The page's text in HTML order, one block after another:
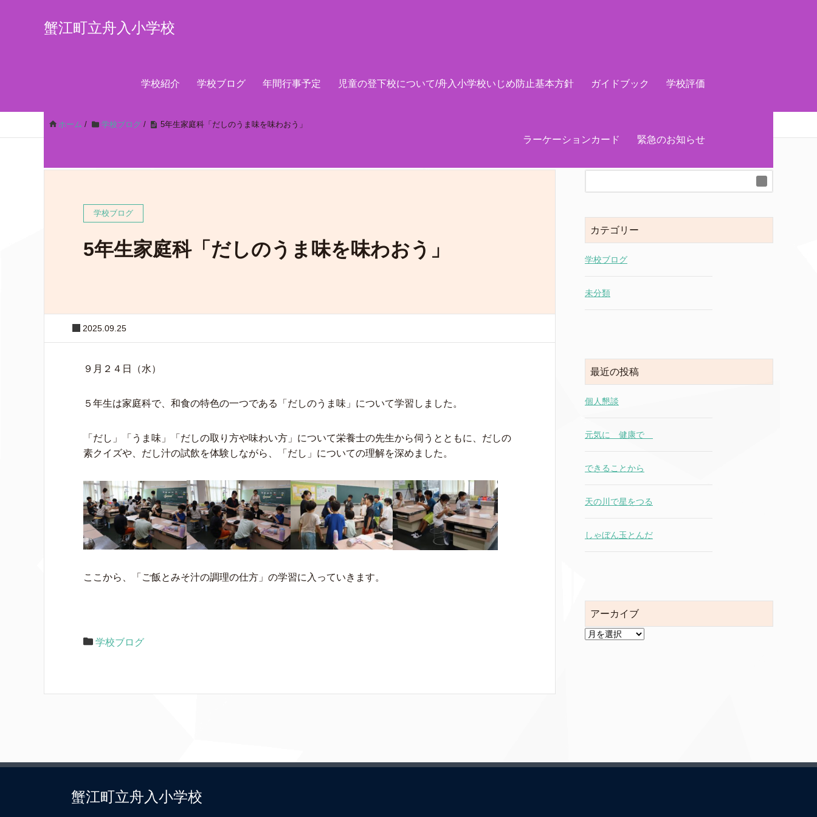
蟹江町立舟入小学校
学校紹介 学校ブログ 年間行事予定 児童の登下校について/舟入小学校いじめ防止基本方針 ガイドブック 学校評価
ラーケーションカード 緊急のお知らせ
ホーム / 学校ブログ / 5年生家庭科「だしのうま味を味わおう」
学校ブログ
5年生家庭科「だしのうま味を味わおう」
2025.09.25
９月２４日（水）
５年生は家庭科で、和食の特色の一つである「だしのうま味」について学習しました。
「だし」「うま味」「だしの取り方や味わい方」について栄養士の先生から伺うとともに、だしの
素クイズや、だし汁の試飲を体験しながら、「だし」についての理解を深めました。
ここから、「ご飯とみそ汁の調理の仕方」の学習に入っていきます。
学校ブログ
カテゴリー
学校ブログ
未分類
最近の投稿
個人懇談
元気に 健康で
できることから
天の川で星をつる
しゃぼん玉とんだ
アーカイブ
ア
蟹江町立舟入小学校